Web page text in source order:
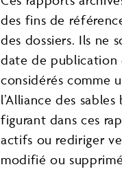
des fins de
des dossiers. Ils ne
date de publication
considérés comme
l’Alliance des
figurant dans ces
actifs ou rediriger
modifié ou
RECHERCHE
2022